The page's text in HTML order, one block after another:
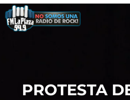
PROTESTA